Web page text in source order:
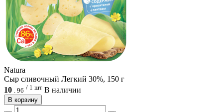
Natura
Сыр сливочный Легкий 30%, 150 г
10 . 96 / 1 шт В наличии
В корзину